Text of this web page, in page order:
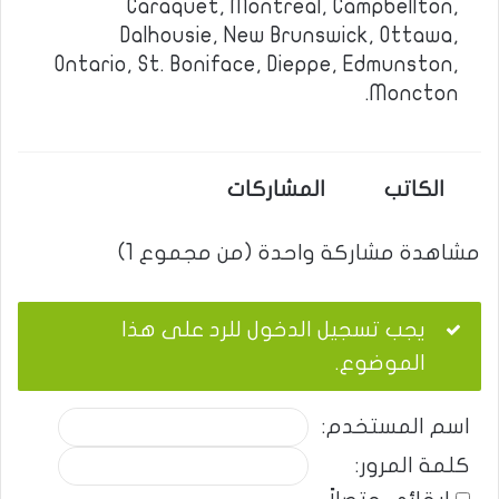
Caraquet, Montreal, Campbellton,
Dalhousie, New Brunswick, Ottawa,
Ontario, St. Boniface, Dieppe, Edmunston,
Moncton.
الكاتب المشاركات
مشاهدة مشاركة واحدة (من مجموع 1)
يجب تسجيل الدخول للرد على هذا
الموضوع.
اسم المستخدم:
كلمة المرور: